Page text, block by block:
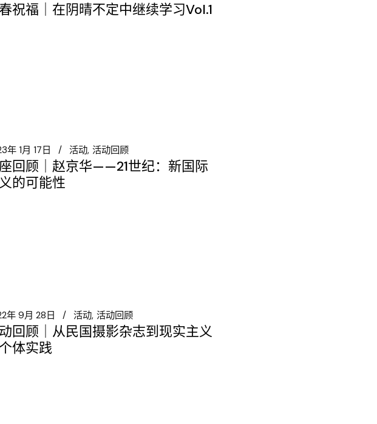
祝福｜在阴晴不定中继续学习Vol.1
年 1月 17日 活动 活动回顾
回顾｜赵京华——21世纪：新国际
的可能性
年 9月 28日 活动 活动回顾
回顾｜从民国摄影杂志到现实主义
体实践